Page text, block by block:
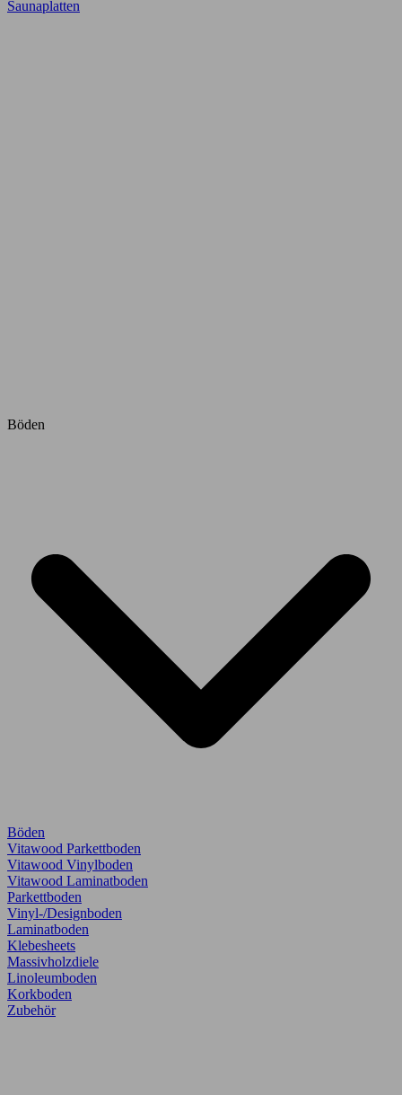
Saunaplatten
Böden
Böden
Vitawood Parkettboden
Vitawood Vinylboden
Vitawood Laminatboden
Parkettboden
Vinyl-/Designboden
Laminatboden
Klebesheets
Massivholzdiele
Linoleumboden
Korkboden
Zubehör